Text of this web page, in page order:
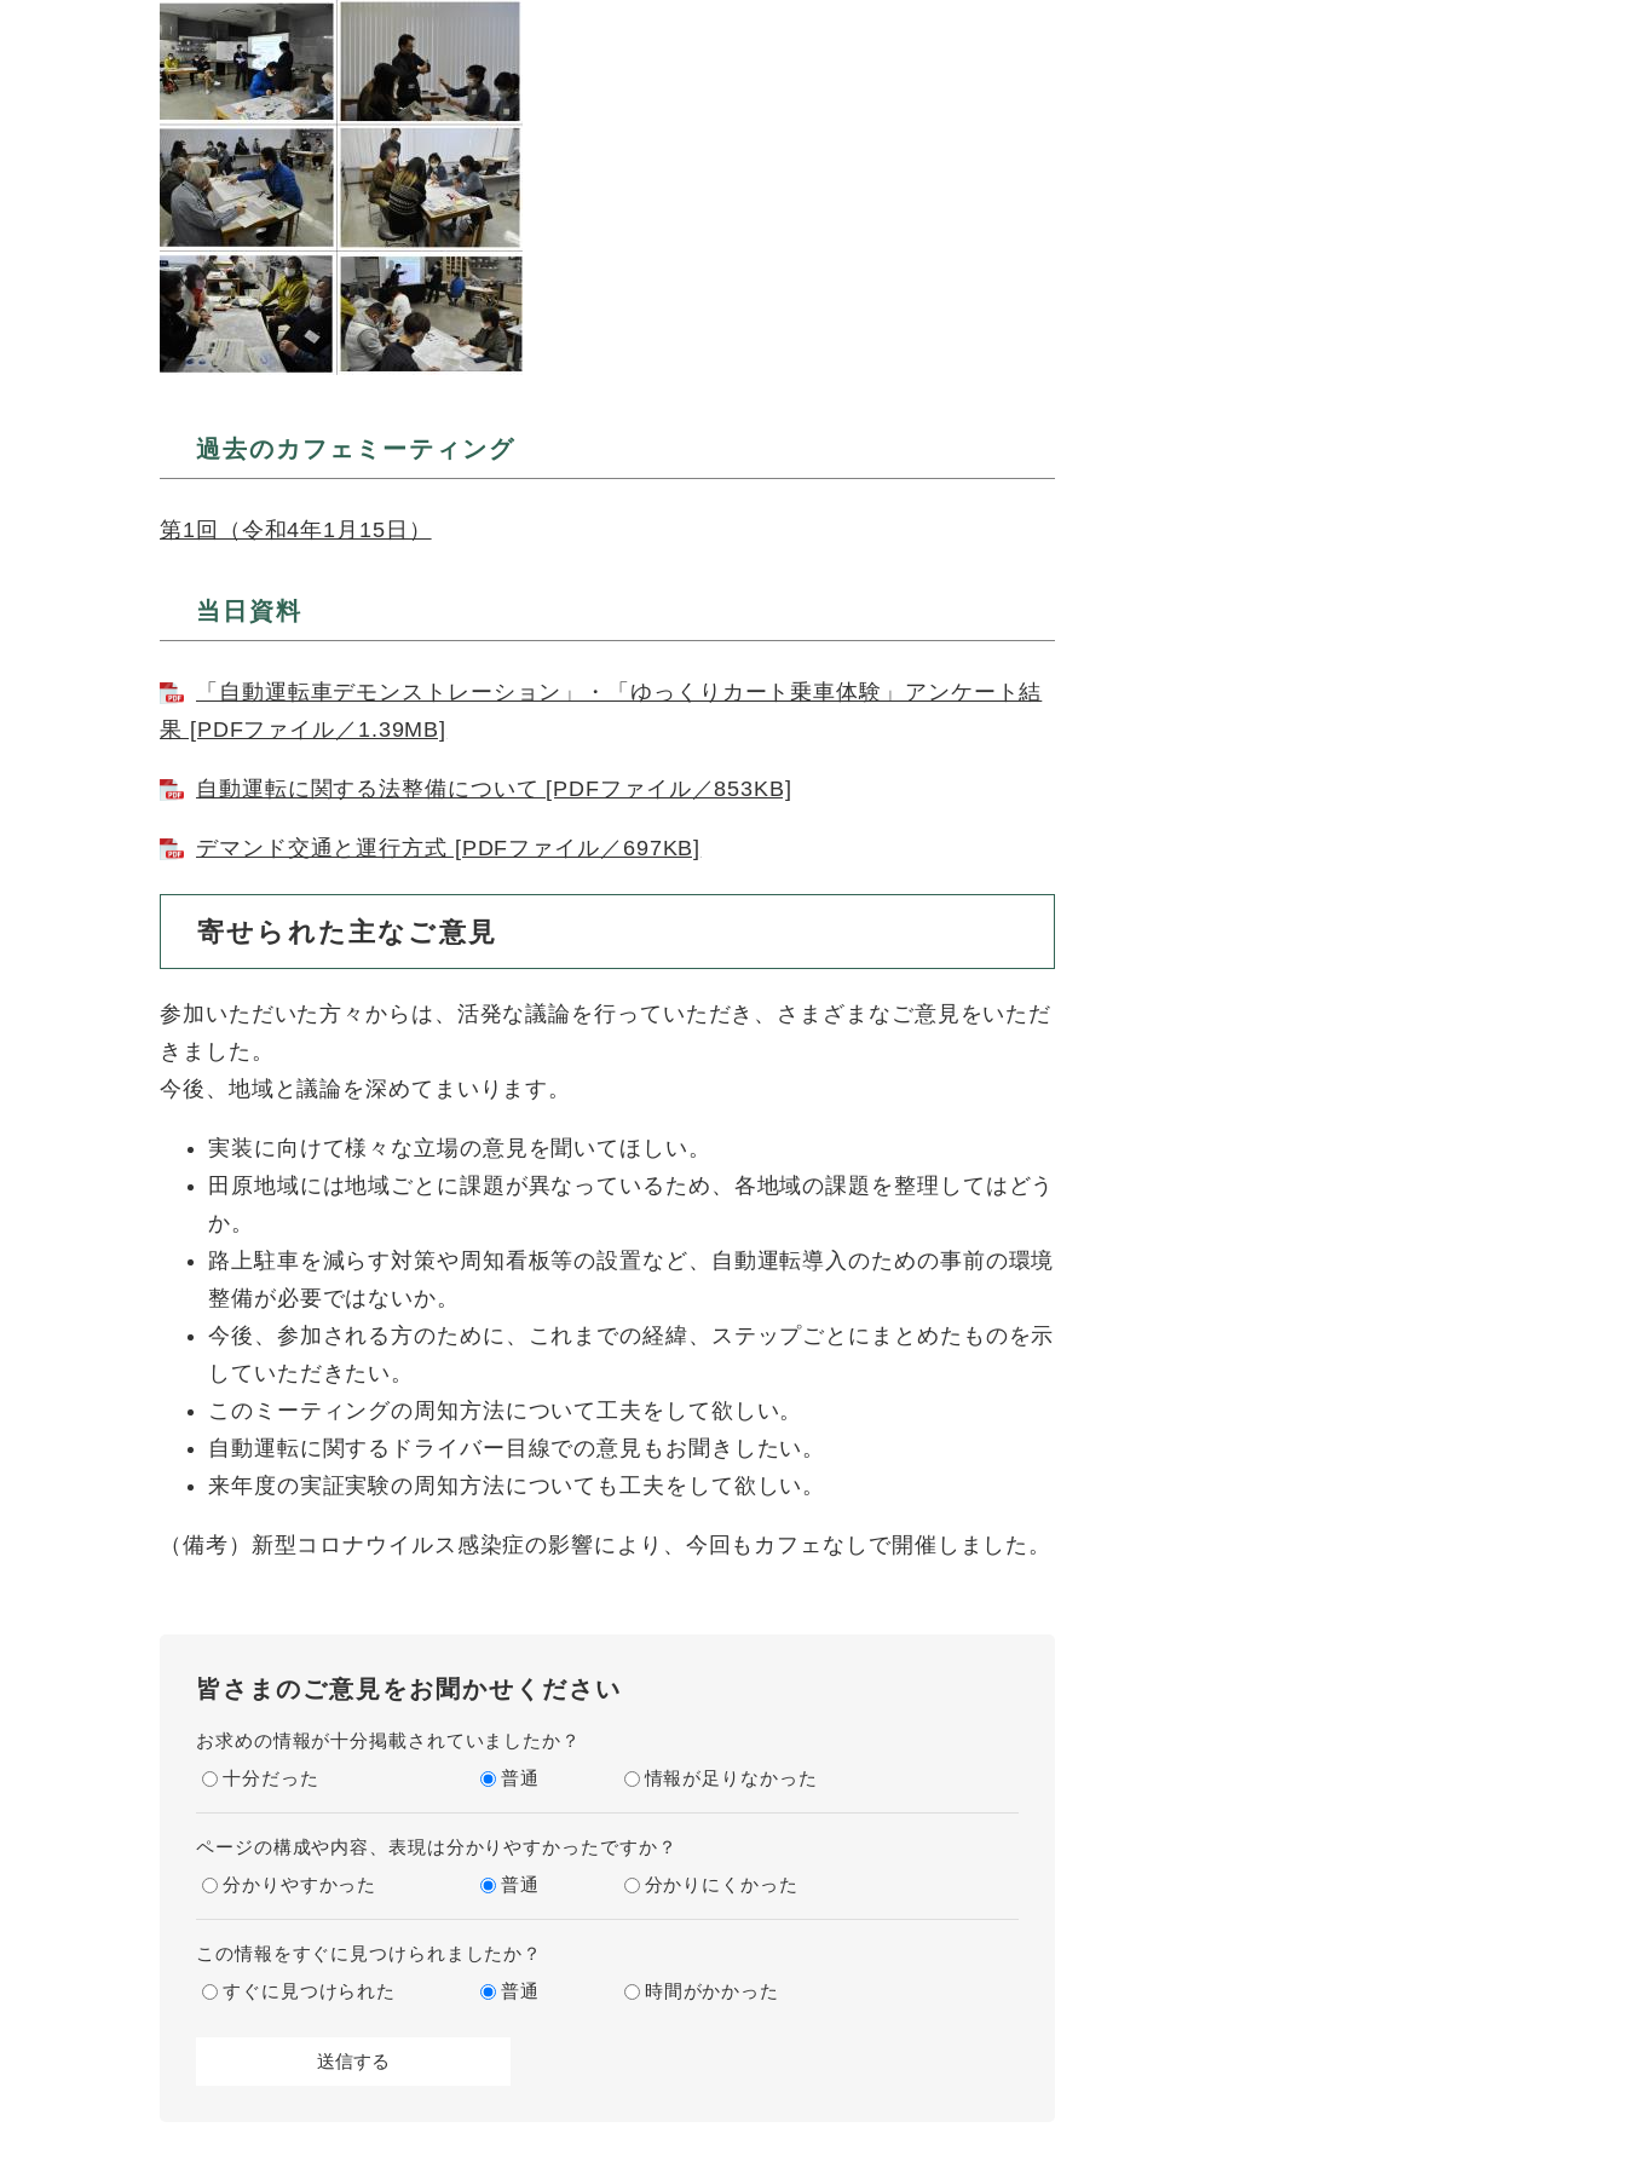
過去のカフェミーティング
第1回（令和4年1月15日）
当日資料
「自動運転車デモンストレーション」・「ゆっくりカート乗車体験」アンケート結
果 [PDFファイル／1.39MB]
自動運転に関する法整備について [PDFファイル／853KB]
デマンド交通と運行方式 [PDFファイル／697KB]
寄せられた主なご意見
参加いただいた方々からは、活発な議論を行っていただき、さまざまなご意見をいただ
きました。
今後、地域と議論を深めてまいります。
実装に向けて様々な立場の意見を聞いてほしい。
田原地域には地域ごとに課題が異なっているため、各地域の課題を整理してはどう
か。
路上駐車を減らす対策や周知看板等の設置など、自動運転導入のための事前の環境
整備が必要ではないか。
今後、参加される方のために、これまでの経緯、ステップごとにまとめたものを示
していただきたい。
このミーティングの周知方法について工夫をして欲しい。
自動運転に関するドライバー目線での意見もお聞きしたい。
来年度の実証実験の周知方法についても工夫をして欲しい。
（備考）新型コロナウイルス感染症の影響により、今回もカフェなしで開催しました。
皆さまのご意見をお聞かせください
お求めの情報が十分掲載されていましたか？
十分だった
普通 情報が足りなかった
ページの構成や内容、表現は分かりやすかったですか？
分かりやすかった
普通 分かりにくかった
この情報をすぐに見つけられましたか？
すぐに見つけられた
普通 時間がかかった